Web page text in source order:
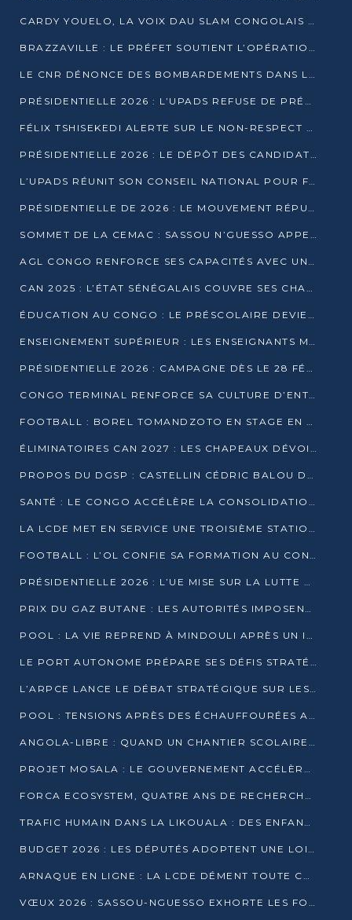
CARDY YOUELO, LA VOIX DAU SLAM CONGOLAIS QUI INTERPELLE LE MONDE
BRAZZAVILLE : LE PRÉFET SOUTIENT L’OPÉRATION « ZÉRO KULUNA » ET APPELLE À LA VIGILANCE CITOYENNE
LE CNR DÉNONCE DES BOMBARDEMENTS DANS LE POOL ET ACCUSE LE GOUVERNEMENT
PRÉSIDENTIELLE 2026 : L’UPADS REFUSE DE PRÉSENTER UN CANDIDAT ET DÉNONCE UN PROCESSUS NON CRÉDIBLE
FÉLIX TSHISEKEDI ALERTE SUR LE NON-RESPECT DES ENGAGEMENTS DE PAIX APRÈS SA RENCONTRE AVEC D. SASSOU-NGUESSO
PRÉSIDENTIELLE 2026 : LE DÉPÔT DES CANDIDATURES OUVERT DU 29 JANVIER AU 12 FÉVRIER
L’UPADS RÉUNIT SON CONSEIL NATIONAL POUR FIXER SA LIGNE POLITIQUE À DEUX MOIS DE LA PRÉSIDENTIELLE
PRÉSIDENTIELLE DE 2026 : LE MOUVEMENT RÉPUBLICAIN DÉNONCE UNE CONVOCATION ÉLECTORALE « OPAQUE ET PRÉCIPITÉE »
SOMMET DE LA CEMAC : SASSOU N’GUESSO APPELLE À LA VIGILANCE FACE AUX RISQUES ÉCONOMIQUES
AGL CONGO RENFORCE SES CAPACITÉS AVEC UNE GRUE DE 250 TONNES
CAN 2025 : L’ÉTAT SÉNÉGALAIS COUVRE SES CHAMPIONS D’AFRIQUE DE RÉCOMPENSES EXCEPTIONNELLES
ÉDUCATION AU CONGO : LE PRÉSCOLAIRE DEVIENT OBLIGATOIRE, LE BTS CONSACRÉ DIPLÔME D’ÉTAT
ENSEIGNEMENT SUPÉRIEUR : LES ENSEIGNANTS MAINTIENNENT LA GRÈVE ET EXIGENT UN ACCORD ÉCRIT AVEC L’ÉTAT
PRÉSIDENTIELLE 2026 : CAMPAGNE DÈS LE 28 FÉVRIER, SCRUTIN LES 12 ET 15 MARS
CONGO TERMINAL RENFORCE SA CULTURE D’ENTREPRISE AVEC LE PROGRAMME « WIN TOGETHER »
FOOTBALL : BOREL TOMANDZOTO EN STAGE EN ESPAGNE AVEC POLISSYA FC
ÉLIMINATOIRES CAN 2027 : LES CHAPEAUX DÉVOILÉS, LE CONGO FIXÉ SUR SON SORT
PROPOS DU DGSP : CASTELLIN CÉDRIC BALOU DÉNONCE DES PROPOS INTIMIDANTS
SANTÉ : LE CONGO ACCÉLÈRE LA CONSOLIDATION DE L’OFFRE DE SOINS
LA LCDE MET EN SERVICE UNE TROISIÈME STATION D’EAU POTABLE À MFILOU
FOOTBALL : L’OL CONFIE SA FORMATION AU CONGOLAIS CHRISTIAN BASSILA
PRÉSIDENTIELLE 2026 : L’UE MISE SUR LA LUTTE CONTRE LA DÉSINFORMATION
PRIX DU GAZ BUTANE : LES AUTORITÉS IMPOSENT LE RESPECT DES PRIX RÉGLEMENTÉS
POOL : LA VIE REPREND À MINDOULI APRÈS UN INCIDENT ARMÉ SUR LA RN1
LE PORT AUTONOME PRÉPARE SES DÉFIS STRATÉGIQUES DE 2026
L’ARPCE LANCE LE DÉBAT STRATÉGIQUE SUR LES DONNÉES, L’IA ET LA FINANCE NUMÉRIQUE AU CONGO
POOL : TENSIONS APRÈS DES ÉCHAUFFOURÉES ARMÉES ENTRE DGSP ET EX-MILICIENS NINJA
ANGOLA-LIBRE : QUAND UN CHANTIER SCOLAIRE DEVIENT LE MIROIR D’UN CONGO EN MOUVEMENT
PROJET MOSALA : LE GOUVERNEMENT ACCÉLÈRE L’INSERTION DES JEUNES EN 2026
FORCA ECOSYSTEM, QUATRE ANS DE RECHERCHE DE TERRAIN AVANT UN LANCEMENT OFFICIEL EN 2026
TRAFIC HUMAIN DANS LA LIKOUALA : DES ENFANTS AUTOCHTONES RÉDUITS AU TRAVAIL FORCÉ
BUDGET 2026 : LES DÉPUTÉS ADOPTENT UNE LOI DES FINANCES DE PLUS DE 2500 MILLIARDS FCFA
ARNAQUE EN LIGNE : LA LCDE DÉMENT TOUTE CAMPAGNE DE RECRUTEMENT
VŒUX 2026 : SASSOU-NGUESSO EXHORTE LES FORCES VIVES À RENFORCER L’UNITÉ